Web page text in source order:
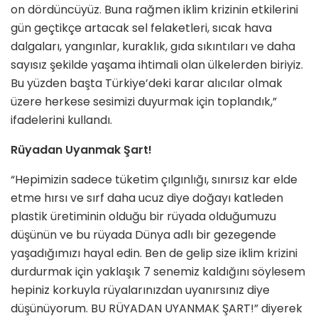
on dördüncüyüz. Buna rağmen iklim krizinin etkilerini
gün geçtikçe artacak sel felaketleri, sıcak hava
dalgaları, yangınlar, kuraklık, gıda sıkıntıları ve daha
sayısız şekilde yaşama ihtimali olan ülkelerden biriyiz.
Bu yüzden başta Türkiye’deki karar alıcılar olmak
üzere herkese sesimizi duyurmak için toplandık,”
ifadelerini kullandı.
Rüyadan Uyanmak Şart!
“Hepimizin sadece tüketim çılgınlığı, sınırsız kar elde
etme hırsı ve sırf daha ucuz diye doğayı katleden
plastik üretiminin olduğu bir rüyada olduğumuzu
düşünün ve bu rüyada Dünya adlı bir gezegende
yaşadığımızı hayal edin. Ben de gelip size iklim krizini
durdurmak için yaklaşık 7 senemiz kaldığını söylesem
hepiniz korkuyla rüyalarınızdan uyanırsınız diye
düşünüyorum. BU RÜYADAN UYANMAK ŞART!” diyerek